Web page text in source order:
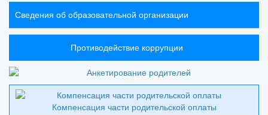
Сведения об образовательной организации
Противодействие коррупции
Компенсация части родительской оплаты